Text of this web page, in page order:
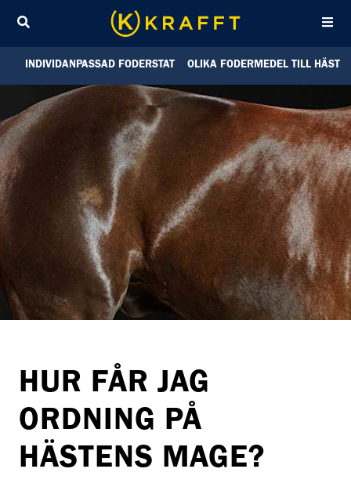
INDIVIDANPASSAD FODERSTAT OLIKA FODERMEDEL TILL HÄST
HUR FÅR JAG
ORDNING PÅ
HÄSTENS MAGE?